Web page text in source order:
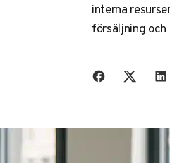
interna
försäljning och
Dela med vänner